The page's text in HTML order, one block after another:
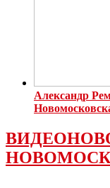
Александр